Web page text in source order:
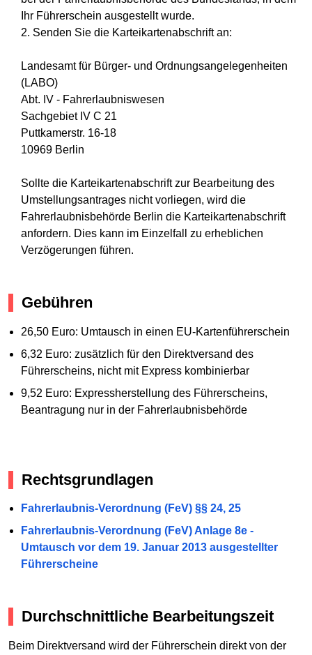
Ihr Führerschein ausgestellt wurde.
2. Senden Sie die Karteikartenabschrift an:
Landesamt für Bürger- und Ordnungsangelegenheiten
(LABO)
Abt. IV - Fahrerlaubniswesen
Sachgebiet IV C 21
Puttkamerstr. 16-18
10969 Berlin
Sollte die Karteikartenabschrift zur Bearbeitung des
Umstellungsantrages nicht vorliegen, wird die
Fahrerlaubnisbehörde Berlin die Karteikartenabschrift
anfordern. Dies kann im Einzelfall zu erheblichen
Verzögerungen führen.
Gebühren
26,50 Euro: Umtausch in einen EU-Kartenführerschein
6,32 Euro: zusätzlich für den Direktversand des
Führerscheins, nicht mit Express kombinierbar
9,52 Euro: Expressherstellung des Führerscheins,
Beantragung nur in der Fahrerlaubnisbehörde
Rechtsgrundlagen
Fahrerlaubnis-Verordnung (FeV) §§ 24, 25
Fahrerlaubnis-Verordnung (FeV) Anlage 8e -
Umtausch vor dem 19. Januar 2013 ausgestellter
Führerscheine
Durchschnittliche Bearbeitungszeit
Beim Direktversand wird der Führerschein direkt von der